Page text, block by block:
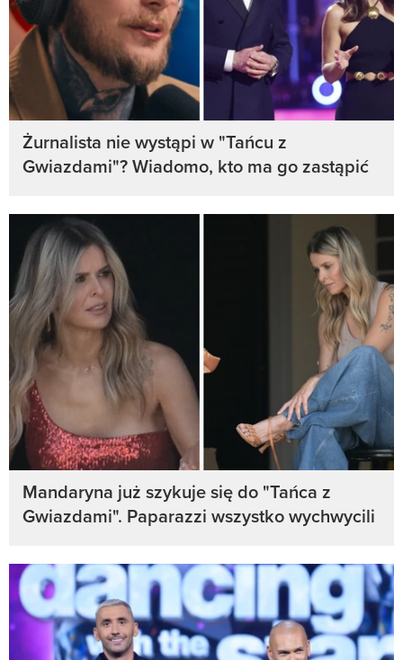
Żurnalista nie wystąpi w "Tańcu z
Gwiazdami"? Wiadomo, kto ma go zastąpić
Mandaryna już szykuje się do "Tańca z
Gwiazdami". Paparazzi wszystko wychwycili